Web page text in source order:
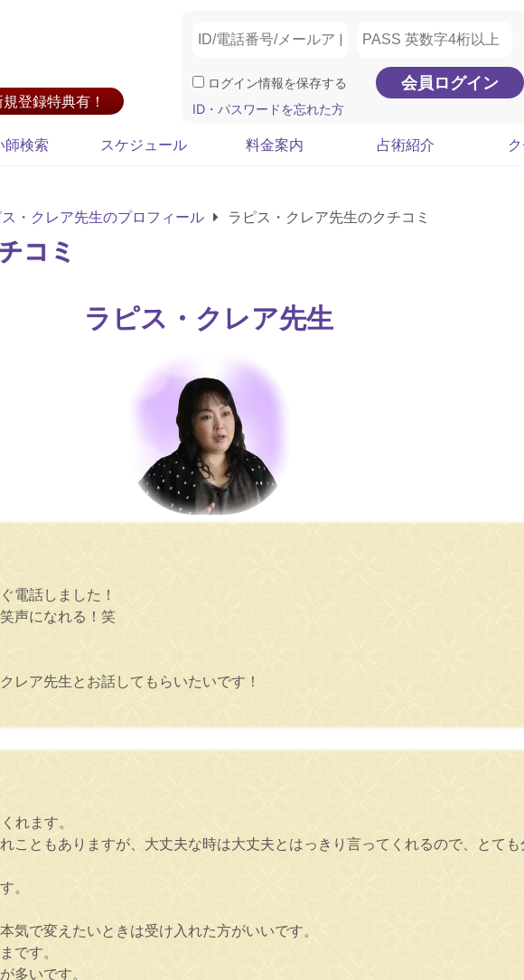
登録特典有！
ログイン情報を保存する
ID・パスワードを忘れた方
師検索 スケジュール 料金案内 占術紹介
・クレア先生のプロフィール ラピス・クレア先生のクチコミ
コミ
ラピス・クレア先生
電話しました！
声になれる！笑
レア先生とお話してもらいたいです！
れます。
こともありますが、大丈夫な時は大丈夫とはっきり言ってくれるので、とても
。
で変えたいときは受け入れた方がいいです。
です。
多いです。